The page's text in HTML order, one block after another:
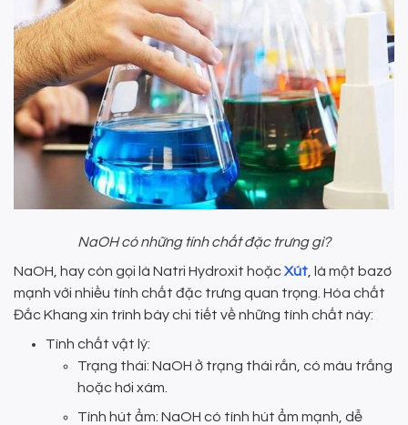
NaOH có những tính chất đặc trưng gì?
NaOH, hay còn gọi là Natri Hydroxit hoặcXút , là một bazơ
mạnh với nhiều tính chất đặc trưng quan trọng. Hóa chất
Đắc Khang xin trình bày chi tiết về những tính chất này:
Tính chất vật lý:
Trạng thái: NaOH ở trạng thái rắn, có màu trắng
hoặc hơi xám.
Tính hút ẩm: NaOH có tính hút ẩm mạnh, dễ